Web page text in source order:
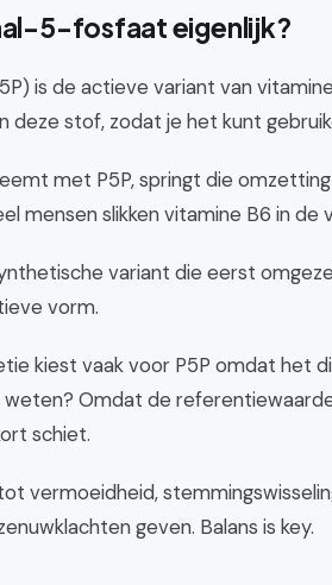
5-fosfaat eigenlijk?
is de actieve variant van
deze stof, zodat je het kunt
met P5P, springt die
mensen slikken vitamine B6 in de
variant die eerst
vorm.
kiest vaak voor P5P omdat het
weten? Omdat de
schiet.
vermoeidheid,
geven. Balans is key.